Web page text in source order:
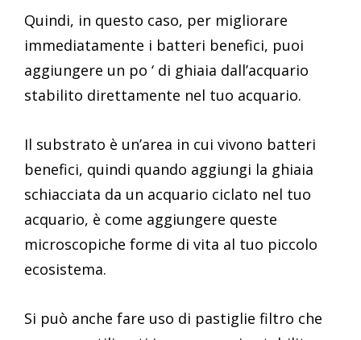
Quindi, in questo caso, per migliorare
immediatamente i batteri benefici, puoi
aggiungere un po ‘ di ghiaia dall’acquario
stabilito direttamente nel tuo acquario.
Il substrato è un’area in cui vivono batteri
benefici, quindi quando aggiungi la ghiaia
schiacciata da un acquario ciclato nel tuo
acquario, è come aggiungere queste
microscopiche forme di vita al tuo piccolo
ecosistema.
Si può anche fare uso di pastiglie filtro che